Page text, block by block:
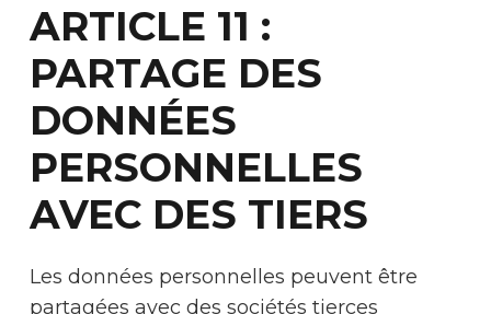
ARTICLE 11 :
PARTAGE DES
DONNÉES
PERSONNELLES
AVEC DES TIERS
Les données personnelles peuvent être
partagées avec des sociétés tierces